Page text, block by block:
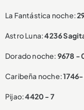
La Fantástica noche:
Astro Luna:4236
Dorado noche: 9678 -
Caribeña noche:1746-
Pijao:4420 - 7